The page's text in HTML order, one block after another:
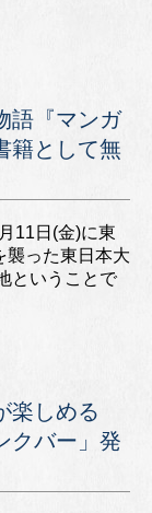
語『マンガ
籍として無
11日(金)に東
襲った東日本大
ということで
楽しめる
クバー」発